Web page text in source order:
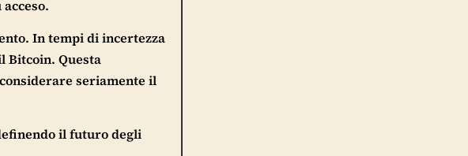
In tempi di incertezza
Bitcoin. Questa
seriamente il
il futuro degli